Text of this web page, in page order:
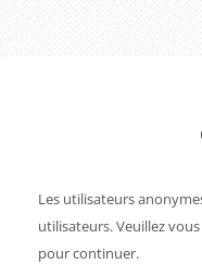
Les utilisateurs
utilisateurs. Veuillez
pour continuer.